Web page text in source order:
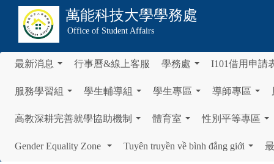
萬能科技大學學務處
Office of Student Affairs
最新消息 行事曆&線上客服 學務處 I101借用申請
服務學習組 學生輔導組 學生專區 導師專區
高教深耕完善就學協助機制 體育室 性別平等專區
Gender Equality Zone
Tuyên truyền về bình đẳng giới